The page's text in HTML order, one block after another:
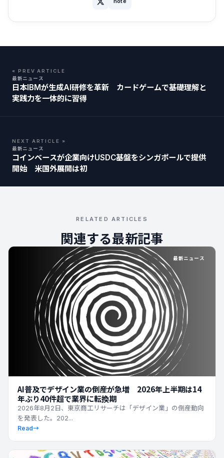
« PREV ARTICLE
最新ニュース
日本IBMが生成AI研修を革新 カードゲームで基礎理解と
実践力を一体的に習得
NEXT ARTICLE »
最新ニュース
コインベースが企業向けUSDC基盤をシンガポールで提供
開始 米国外展開は初
RELATED ARTICLES
関連する最新記事
最新ニュース
AI普及でデザイン業の倒産が急増 2026年上半期は14
年ぶり40件超で業界に転換期
2026年8月2日、東京商工リサーチは「デザイン業」の倒産動向
を発表した。202...
Read→